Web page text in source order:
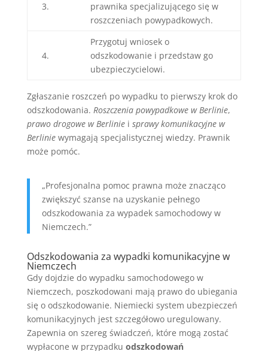
3.
prawnika specjalizującego się w
roszczeniach powypadkowych.
4.
Przygotuj wniosek o
odszkodowanie i przedstaw go
ubezpieczycielowi.
Zgłaszanie roszczeń po wypadku to pierwszy krok do
odszkodowania. Roszczenia powypadkowe w Berlinie,
prawo drogowe w Berliniei sprawy komunikacyjne w
Berliniewymagają specjalistycznej wiedzy. Prawnik
może pomóc.
„Profesjonalna pomoc prawna może znacząco
zwiększyć szanse na uzyskanie pełnego
odszkodowania za wypadek samochodowy w
Niemczech.”
Odszkodowania za wypadki komunikacyjne w
Niemczech
Gdy dojdzie do wypadku samochodowego w
Niemczech, poszkodowani mają prawo do ubiegania
się o odszkodowanie. Niemiecki system ubezpieczeń
komunikacyjnych jest szczegółowo uregulowany.
Zapewnia on szereg świadczeń, które mogą zostać
wypłacone w przypadku odszkodowań